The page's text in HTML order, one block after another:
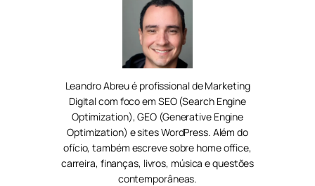
Leandro Abreu é profissional de Marketing
Digital com foco em SEO (Search Engine
Optimization), GEO (Generative Engine
Optimization) e sites WordPress. Além do
ofício, também escreve sobre home office,
carreira, finanças, livros, música e questões
contemporâneas.